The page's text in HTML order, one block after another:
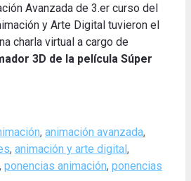
Avanzada de 3.er curso del
y Arte Digital tuvieron el
charla virtual a cargo de
3D de la película Súper
, animación avanzada,
, animación y arte digital,
, ponencias animación, ponencias